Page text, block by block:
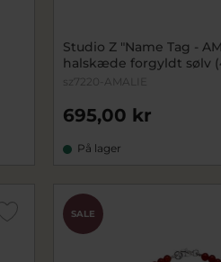
Studio Z "Name Tag -
halskæde forgyldt sølv
sz7220-AMALIE
695,00 kr
På lager
SALE